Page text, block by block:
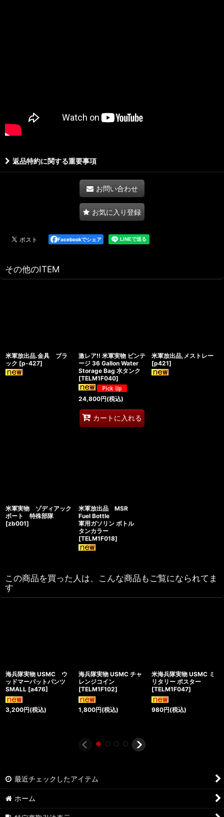
返品特約に関する重要事項
お問い合わせ
お気に入り登録
Facebookでシェア
その他のITEM
米軍放出品.金具 ブラ
ック [p-427]
激レア!! 米軍実物 ビンテ
ージ 36 Gallon Water
Storage Bag 水タンク
[TELM1F040]
24,800円(税込)
カートに入れる
米軍放出品,メストレー
[p421]
米軍実物 ゾディアック
ボート 特殊部隊
[zb001]
米軍放出品 MSR
Fuel Bottle
軍用ガソリン ボトル
タンカラー
[TELM1F018]
この商品を買った人は、こんな商品もご覧になられてま
す
海兵隊実物 USMC ウ
ッドマーパットパンツ
SMALL [a476]
3,200円(税込)
海兵隊実物 USMC チャ
レンジコイン
[TELM1F102]
1,800円(税込)
米海兵隊実物 USMC ミ
リタリー ポスター
[TELM1F047]
980円(税込)
最近チェックしたアイテム
ホーム